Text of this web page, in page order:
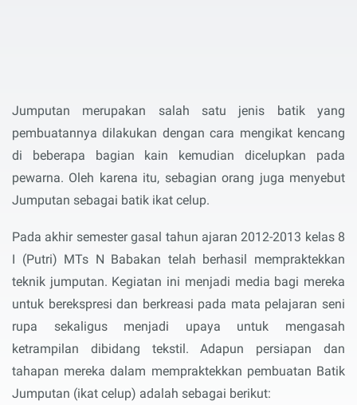
Jumputan merupakan salah satu jenis batik yang
pembuatannya dilakukan dengan cara mengikat kencang
di beberapa bagian kain kemudian dicelupkan pada
pewarna. Oleh karena itu, sebagian orang juga menyebut
Jumputan sebagai batik ikat celup.
Pada akhir semester gasal tahun ajaran 2012-2013 kelas 8
I (Putri) MTs N Babakan telah berhasil mempraktekkan
teknik jumputan. Kegiatan ini menjadi media bagi mereka
untuk berekspresi dan berkreasi pada mata pelajaran seni
rupa sekaligus menjadi upaya untuk mengasah
ketrampilan dibidang tekstil. Adapun persiapan dan
tahapan mereka dalam mempraktekkan pembuatan Batik
Jumputan (ikat celup) adalah sebagai berikut: